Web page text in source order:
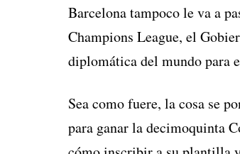
Barcelona tampoco le va a
Champions League, el
diplomática del mundo para
Sea como fuere, la cosa se
para ganar la decimoquinta